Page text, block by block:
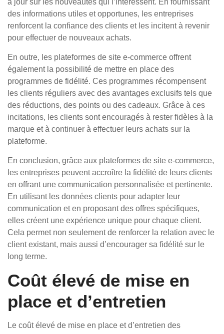
à jour sur les nouveautés qui l’intéressent. En fournissant
des informations utiles et opportunes, les entreprises
renforcent la confiance des clients et les incitent à revenir
pour effectuer de nouveaux achats.
En outre, les plateformes de site e-commerce offrent
également la possibilité de mettre en place des
programmes de fidélité. Ces programmes récompensent
les clients réguliers avec des avantages exclusifs tels que
des réductions, des points ou des cadeaux. Grâce à ces
incitations, les clients sont encouragés à rester fidèles à la
marque et à continuer à effectuer leurs achats sur la
plateforme.
En conclusion, grâce aux plateformes de site e-commerce,
les entreprises peuvent accroître la fidélité de leurs clients
en offrant une communication personnalisée et pertinente.
En utilisant les données clients pour adapter leur
communication et en proposant des offres spécifiques,
elles créent une expérience unique pour chaque client.
Cela permet non seulement de renforcer la relation avec le
client existant, mais aussi d’encourager sa fidélité sur le
long terme.
Coût élevé de mise en
place et d’entretien
Le coût élevé de mise en place et d’entretien des